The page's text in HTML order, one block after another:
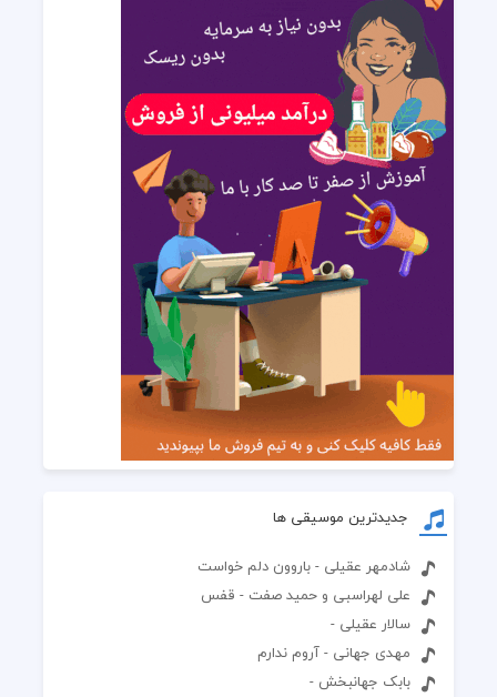
جدیدترین موسیقی ها
شادمهر عقیلی - باروون دلم خواست
علی لهراسبی و حمید صفت - قفس
سالار عقیلی -
مهدی جهانی - آروم ندارم
بابک جهانبخش -